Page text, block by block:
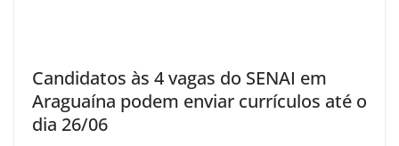
Candidatos às 4 vagas do SENAI em
Araguaína podem enviar currículos até o
dia 26/06